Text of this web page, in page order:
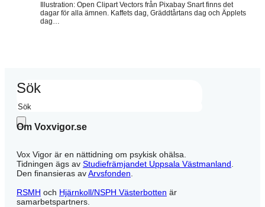
Illustration: Open Clipart Vectors från Pixabay Snart finns det
dagar för alla ämnen. Kaffets dag, Gräddtårtans dag och Äpplets
dag…
Sök
Om Voxvigor.se
Vox Vigor är en nättidning om psykisk ohälsa.
Tidningen ägs av Studiefrämjandet Uppsala Västmanland
Den finansieras avArvsfonden
RSMH och Hjärnkoll/NSPH Västerbotten är
samarbetspartners.